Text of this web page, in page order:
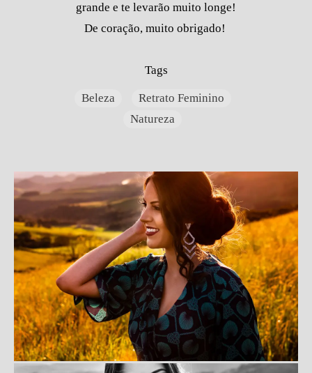
grande e te levarão muito longe!
De coração, muito obrigado!
Tags
Beleza
Retrato Feminino
Natureza